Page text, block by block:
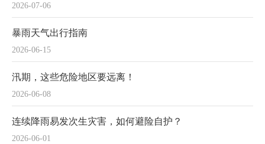
2026-07-06
2026-06-15
暴雨天气出行指南
2026-06-08
汛期，这些危险地区要远离！
2026-06-01
连续降雨易发次生灾害，如何避险自护？